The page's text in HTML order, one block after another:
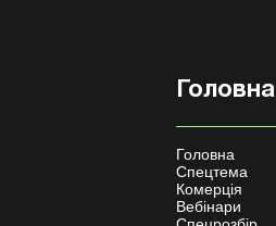
Головна
Головна
Спецтема
Комерція
Вебінари